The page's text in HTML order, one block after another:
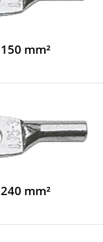
150 mm²
240 mm²